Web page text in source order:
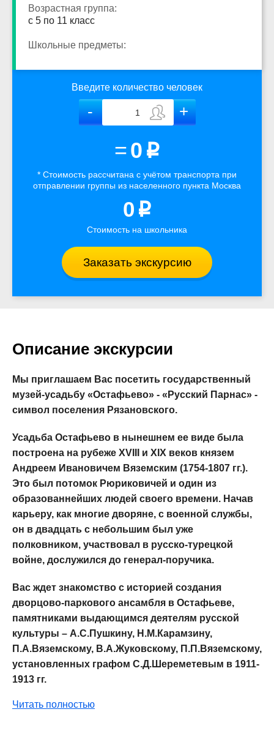
Возрастная группа:
с 5 по 11 класс
Школьные предметы:
Введите количество человек
=0 p
* Стоимость рассчитана с учётом транспорта при
отправлении группы из населенного пункта Москва
0 p
Стоимость на школьника
Заказать экскурсию
Описание экскурсии
Мы приглашаем Вас посетить государственный
музей-усадьбу «Остафьево» - «Русский Парнас» -
символ поселения Рязановского.
Усадьба Остафьево в нынешнем ее виде была
построена на рубеже XVIII и XIX веков князем
Андреем Ивановичем Вяземским (1754-1807 гг.).
Это был потомок Рюриковичей и один из
образованнейших людей своего времени. Начав
карьеру, как многие дворяне, с военной службы,
он в двадцать с небольшим был уже
полковником, участвовал в русско-турецкой
войне, дослужился до генерал-поручика.
Вас ждет знакомство с историей создания
дворцово-паркового ансамбля в Остафьеве,
памятниками выдающимся деятелям русской
культуры – А.С.Пушкину, Н.М.Карамзину,
П.А.Вяземскому, В.А.Жуковскому, П.П.Вяземскому,
установленных графом С.Д.Шереметевым в 1911-
1913 гг.
Читать полностью